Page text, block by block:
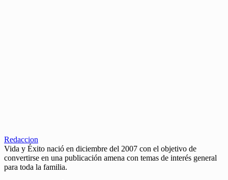
Redaccion
Vida y Éxito nació en diciembre del 2007 con el objetivo de
convertirse en una publicación amena con temas de interés general
para toda la familia.